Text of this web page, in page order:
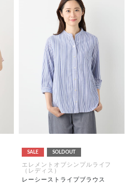
SALE SOLDOUT
エレメントオブシンプルライフ
（レディス）
レーシーストライプブラウス